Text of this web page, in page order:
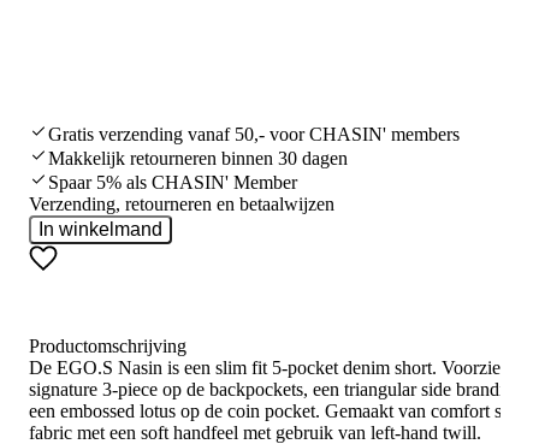
Gratis verzending vanaf 50,- voor CHASIN' members
Makkelijk retourneren binnen 30 dagen
Spaar 5% als CHASIN' Member
Verzending, retourneren en betaalwijzen
In winkelmand
Productomschrijving
De EGO.S Nasin is een slim fit 5-pocket denim short. Voorzien
signature 3-piece op de backpockets, een triangular side branding
een embossed lotus op de coin pocket. Gemaakt van comfort
fabric met een soft handfeel met gebruik van left-hand twill.